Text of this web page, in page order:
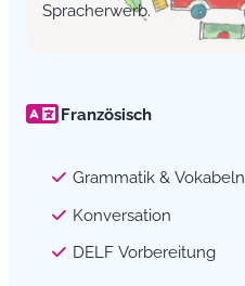
Spracherwerb.
Französisch
Grammatik & Vokabeln
Konversation
DELF Vorbereitung